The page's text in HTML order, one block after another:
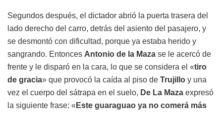
Segundos después, el dictador abrió la puerta trasera del
lado derecho del carro, detrás del asiento del pasajero, y
se desmontó con dificultad, porque ya estaba herido y
sangrando. Entonces Antonio de la Maza se le acercó de
frente y le disparó en la cara, lo que se considera el «tiro
de gracia» que provocó la caída al piso de Trujillo y una
vez el cuerpo del sátrapa en el suelo, De La Maza expresó
la siguiente frase: « Este guaraguao ya no comerá más